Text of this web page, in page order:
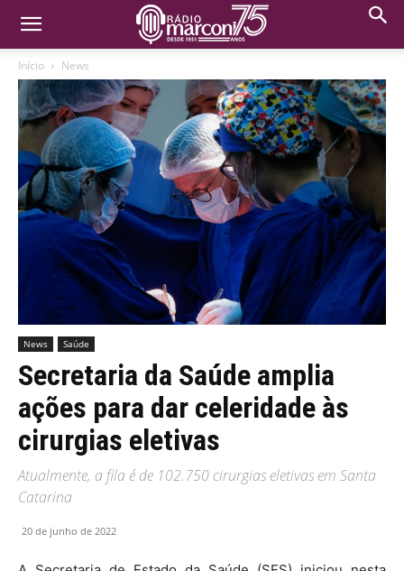
Início News
News Saúde
Secretaria da Saúde amplia
ações para dar celeridade às
cirurgias eletivas
Atualmente, a fila é de 102.750 cirurgias eletivas em Santa
Catarina
20 de junho de 2022